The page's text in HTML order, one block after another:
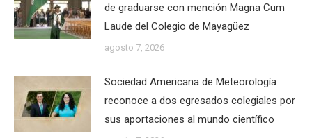
de graduarse con mención Magna Cum
Laude del Colegio de Mayagüez
agosto 7, 2026
Sociedad Americana de Meteorología
reconoce a dos egresados colegiales por
sus aportaciones al mundo científico